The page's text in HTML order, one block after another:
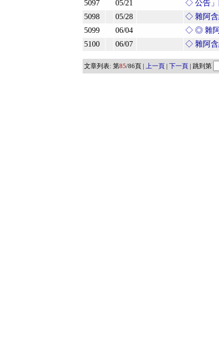
5097 05/21
◇ 公告」
5098
05/28
◇ 雜阿含
5099
06/04
◇ ◎ 雜阿
5100
06/07 ◇ 雜阿含
文章列表: 第85/86頁 | 上一頁| 下一頁| 跳到第